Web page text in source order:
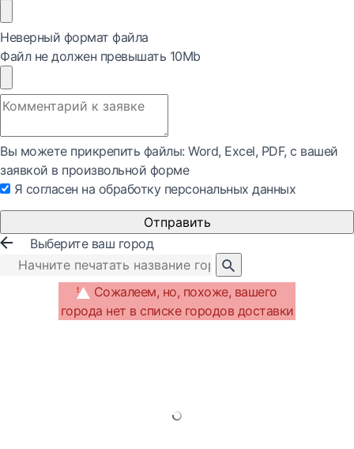
Неверный формат файла
Файл не должен превышать 10Mb
Вы можете прикрепить файлы: Word, Exсel, PDF, с вашей
заявкой в произвольной форме
Я согласен на обработку персональных данных
Отправить
Выберите ваш город
Сожалеем, но, похоже, вашего
города нет в списке городов доставки